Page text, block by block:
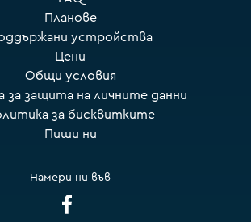
Планове
устройства
Цени
Общи условия
за защита на личните данни
за бисквитките
Пиши ни
Намери ни във